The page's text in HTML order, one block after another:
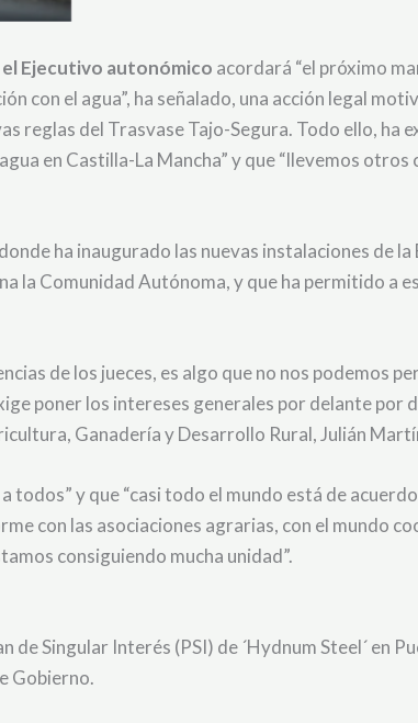
el Ejecutivo autonómico acordará “el próximo
con el agua”, ha señalado, una acción legal
reglas del Trasvase Tajo-Segura. Todo ello, ha
en Castilla-La Mancha” y que “llevemos
ha inaugurado las nuevas instalaciones de
la Comunidad Autónoma, y que ha permitido a
de los jueces, es algo que no nos podemos
poner los intereses generales por delante por
Ganadería y Desarrollo Rural, Julián
todos” y que “casi todo el mundo está de
con las asociaciones agrarias, con el mundo
consiguiendo mucha unidad”.
Singular Interés (PSI) de ´Hydnum Steel´ en
Gobierno.